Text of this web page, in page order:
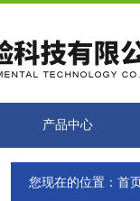
产品中心
您现在的位置： 首